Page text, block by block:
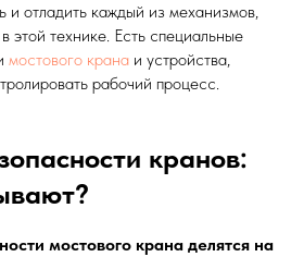
и отладить каждый из механизмов,
этой технике. Есть специальные
мостового крана и устройства,
рабочий процесс.
кранов:
мостового крана делятся на